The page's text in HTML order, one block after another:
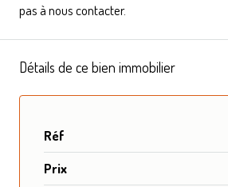
pas à nous contacter.
Détails de ce bien immobilier
Réf
Prix